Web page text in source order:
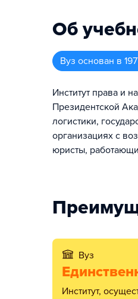
Об
Вуз основан в
Институт права и
Президентской
логистики,
организациях с
юристы,
Вуз
институт, осуществляющий подготовку